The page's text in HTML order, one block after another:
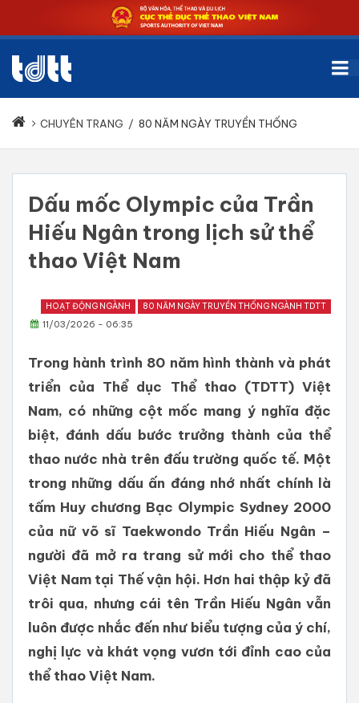
CHUYÊN TRANG / 80 NĂM NGÀY TRUYỀN THỐNG
Dấu mốc Olympic của Trần
Hiếu Ngân trong lịch sử thể
thao Việt Nam
HOẠT ĐỘNG NGÀNH 80 NĂM NGÀY TRUYỀN THỐNG NGÀNH TDTT
11/03/2026 - 06:35
Trong hành trình 80 năm hình thành và phát
triển của Thể dục Thể thao (TDTT) Việt
Nam, có những cột mốc mang ý nghĩa đặc
biệt, đánh dấu bước trưởng thành của thể
thao nước nhà trên đấu trường quốc tế. Một
trong những dấu ấn đáng nhớ nhất chính là
tấm Huy chương Bạc Olympic Sydney 2000
của nữ võ sĩ Taekwondo Trần Hiếu Ngân –
người đã mở ra trang sử mới cho thể thao
Việt Nam tại Thế vận hội. Hơn hai thập kỷ đã
trôi qua, nhưng cái tên Trần Hiếu Ngân vẫn
luôn được nhắc đến như biểu tượng của ý chí,
nghị lực và khát vọng vươn tới đỉnh cao của
thể thao Việt Nam.